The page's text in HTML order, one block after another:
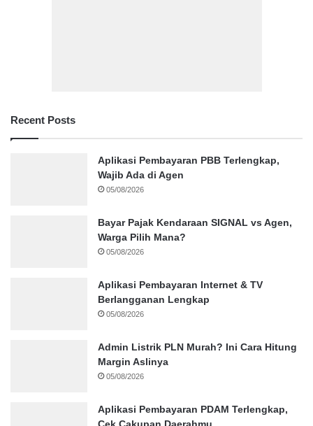
Recent Posts
Aplikasi Pembayaran PBB Terlengkap,
Wajib Ada di Agen
05/08/2026
Bayar Pajak Kendaraan SIGNAL vs Agen,
Warga Pilih Mana?
05/08/2026
Aplikasi Pembayaran Internet & TV
Berlangganan Lengkap
05/08/2026
Admin Listrik PLN Murah? Ini Cara Hitung
Margin Aslinya
05/08/2026
Aplikasi Pembayaran PDAM Terlengkap,